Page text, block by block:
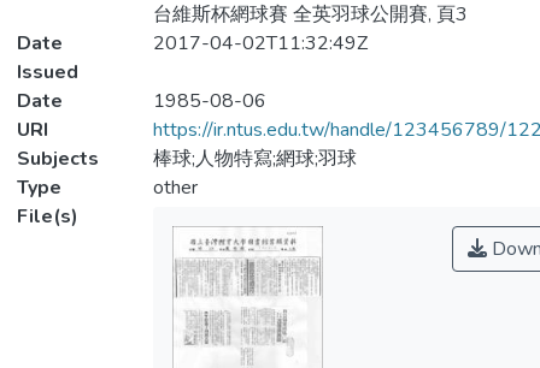
台維斯杯網球賽 全英羽球公開賽, 頁3
Date
Issued
2017-04-02T11:32:49Z
Date
1985-08-06
URI
https://ir.ntus.edu.tw/handle/123456789/
Subjects
棒球;人物特寫;網球;羽球
Type
other
File(s)